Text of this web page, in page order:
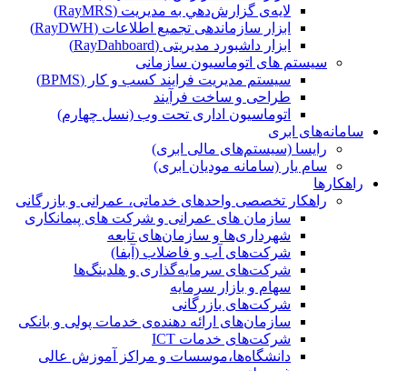
لایه‌ی گزارش‌دهي به مديريت (RayMRS)
ابزار سازماندهی تجمیع اطلاعات (RayDWH)
ابزار داشبورد مدیریتی (RayDahboard)
سیستم های اتوماسیون سازمانی
سیستم مدیریت فرایند کسب و کار (BPMS)
طراحی و ساخت فرآیند
اتوماسیون اداری تحت وب (نسل چهارم)
سامانه‌های ابری
رایسا (سیستم‌های مالی ابری)
سام یار (سامانه مودیان ابری)
راهکارها
راهکار تخصصی واحدهای خدماتی، عمرانی و بازرگانی
سازمان های عمرانی و شرکت های پیمانکاری
شهرداری‌ها و سازمان‌های تابعه
شرکت‌های آب و فاضلاب (آبفا)
شرکت‌های سرمایه‌گذاری و هلدینگ‌ها
سهام و بازار سرمایه
شرکت‌های بازرگانی
سازمان‌های ارائه دهنده‌ی خدمات پولی و بانکی
شرکت‌های خدمات ICT
دانشگاه‌ها،موسسات و مراکز آموزش عالی